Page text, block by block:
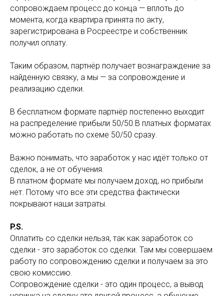
сопровождаем процесс до конца — вплоть до
момента, когда квартира принята по акту,
зарегистрирована в Росреестре и собственник
получил оплату.
Таким образом, партнёр получает вознаграждение за
найденную связку, а мы — за сопровождение и
реализацию сделки.
В бесплатном формате партнёр постепенно выходит
на распределение прибыли 50/50.В платных форматах
можно работать по схеме 50/50 сразу.
Важно понимать, что заработок у нас идёт только от
сделок, а не от обучения.
В платном формате мы получаем доход, но прибыли
нет. Потому что все эти средства фактически
покрывают наши затраты.
P.S.
Оплатить со сделки нельзя, так как заработок со
сделки - это заработок со сделки. Там мы совершаем
работу по сопровождению сделки и получаем за это
свою комиссию.
Сопровождение сделки - это один процесс, а вывод